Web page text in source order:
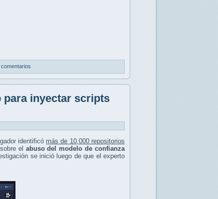
comentarios
para inyectar scripts
identificó más de 10,000 repositorios
el abuso del modelo de confianza
se inició luego de que el experto